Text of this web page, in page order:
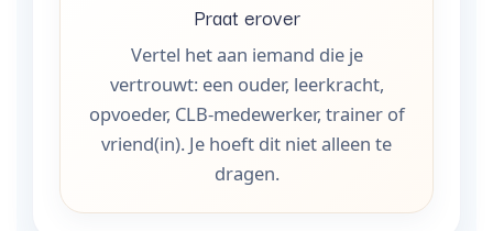
Praat erover
Vertel het aan iemand die je
vertrouwt: een ouder, leerkracht,
opvoeder, CLB-medewerker, trainer of
vriend(in). Je hoeft dit niet alleen te
dragen.